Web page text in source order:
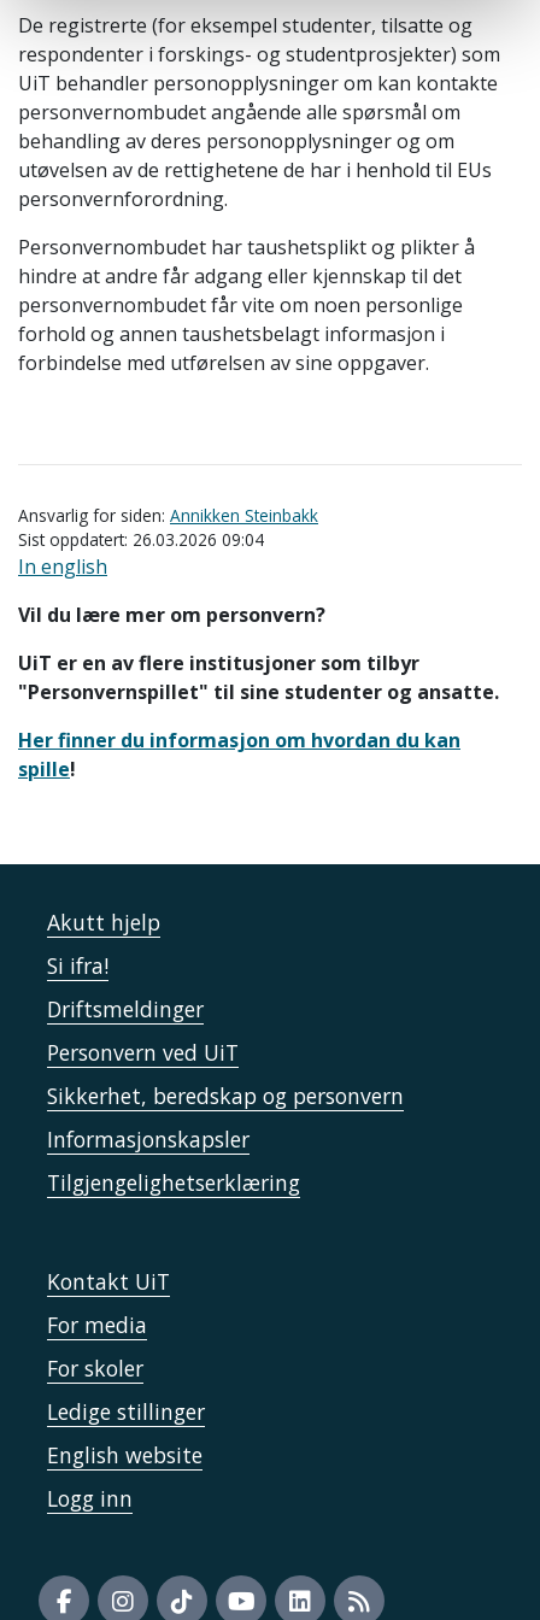
De registrerte (for eksempel studenter, tilsatte og
respondenter i forskings- og studentprosjekter) som
UiT behandler personopplysninger om kan kontakte
personvernombudet angående alle spørsmål om
behandling av deres personopplysninger og om
utøvelsen av de rettighetene de har i henhold til EUs
personvernforordning.
Personvernombudet har taushetsplikt og plikter å
hindre at andre får adgang eller kjennskap til det
personvernombudet får vite om noen personlige
forhold og annen taushetsbelagt informasjon i
forbindelse med utførelsen av sine oppgaver.
Ansvarlig for siden: Annikken Steinbakk
Sist oppdatert: 26.03.2026 09:04
In english
Vil du lære mer om personvern?
UiT er en av flere institusjoner som tilbyr
"Personvernspillet" til sine studenter og ansatte.
Her finner du informasjon om hvordan du kan
spille!
Akutt hjelp
Si ifra!
Driftsmeldinger
Personvern ved UiT
Sikkerhet, beredskap og personvern
Informasjonskapsler
Tilgjengelighetserklæring
Kontakt UiT
For media
For skoler
Ledige stillinger
English website
Logg inn